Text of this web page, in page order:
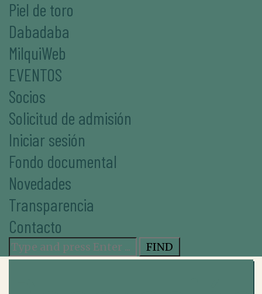
Piel de toro
Dabadaba
MilquiWeb
EVENTOS
Socios
Solicitud de admisión
Iniciar sesión
Fondo documental
Novedades
Transparencia
Contacto
Search
for: